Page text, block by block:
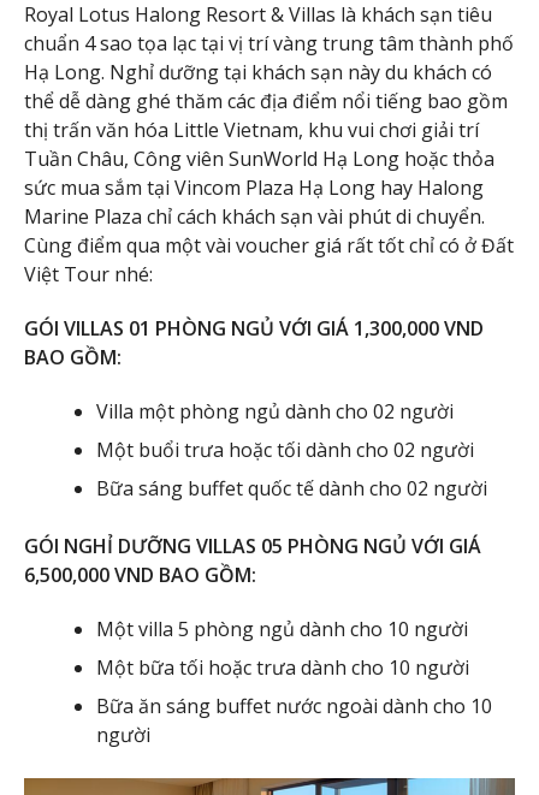
Royal Lotus Halong Resort & Villas là khách sạn tiêu
chuẩn 4 sao tọa lạc tại vị trí vàng trung tâm thành phố
Hạ Long. Nghỉ dưỡng tại khách sạn này du khách có
thể dễ dàng ghé thăm các địa điểm nổi tiếng bao gồm
thị trấn văn hóa Little Vietnam, khu vui chơi giải trí
Tuần Châu, Công viên SunWorld Hạ Long hoặc thỏa
sức mua sắm tại Vincom Plaza Hạ Long hay Halong
Marine Plaza chỉ cách khách sạn vài phút di chuyển.
Cùng điểm qua một vài voucher giá rất tốt chỉ có ở Đất
Việt Tour nhé:
GÓI VILLAS 01 PHÒNG NGỦ VỚI GIÁ 1,300,000 VND
BAO GỒM:
Villa một phòng ngủ dành cho 02 người
Một buổi trưa hoặc tối dành cho 02 người
Bữa sáng buffet quốc tế dành cho 02 người
GÓI NGHỈ DƯỠNG VILLAS 05 PHÒNG NGỦ VỚI GIÁ
6,500,000 VND BAO GỒM:
Một villa 5 phòng ngủ dành cho 10 người
Một bữa tối hoặc trưa dành cho 10 người
Bữa ăn sáng buffet nước ngoài dành cho 10
người